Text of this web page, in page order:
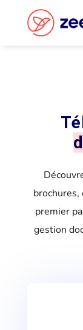
premier
gestion
Panneau de gestion